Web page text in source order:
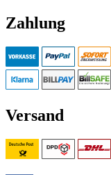
Zahlung
Versand